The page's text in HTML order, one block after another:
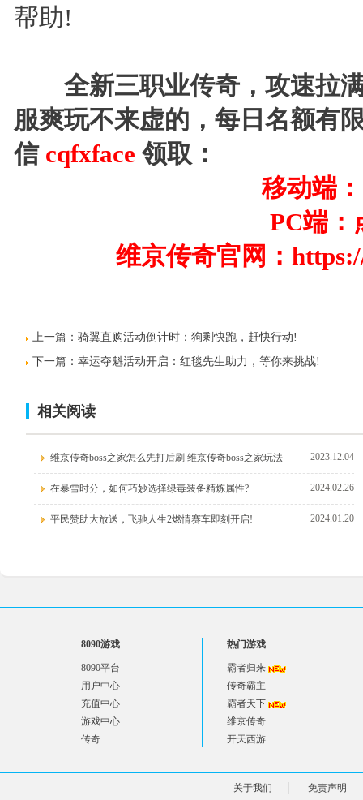
帮助!
全新三职业传奇，攻速拉
服爽玩不来虚的，每日名额有
信 cqfxface 领取：
移动端
PC端：
维京传奇官网：
上一篇： 骑翼直购活动倒计时：狗剩快跑，赶快行动!
下一篇： 幸运夺魁活动开启：红毯先生助力，等你来挑战!
相关阅读
维京传奇boss之家怎么先打后刷 维京传奇boss之家玩法 2023.12.04
在暴雪时分，如何巧妙选择绿毒装备精炼属性? 2024.02.26
平民赞助大放送，飞驰人生2燃情赛车即刻开启! 2024.01.20
8090游戏
8090平台
用户中心
充值中心
游戏中心
传奇
热门游戏
霸者归来
传奇霸主
霸者天下
维京传奇
开天西游
关于我们 免责声明